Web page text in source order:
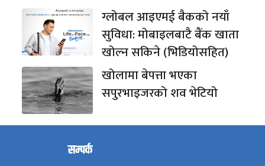
ग्लोबल आइएमई बैकको नयाँ
सुविधा: मोबाइलबाटै बैंक खाता
खोल्न सकिने (भिडियोसहित)
खोलामा बेपत्ता भएका
सपुरभाइजरको शव भेटियो
सम्पर्क